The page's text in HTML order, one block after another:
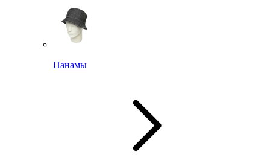
Панамы